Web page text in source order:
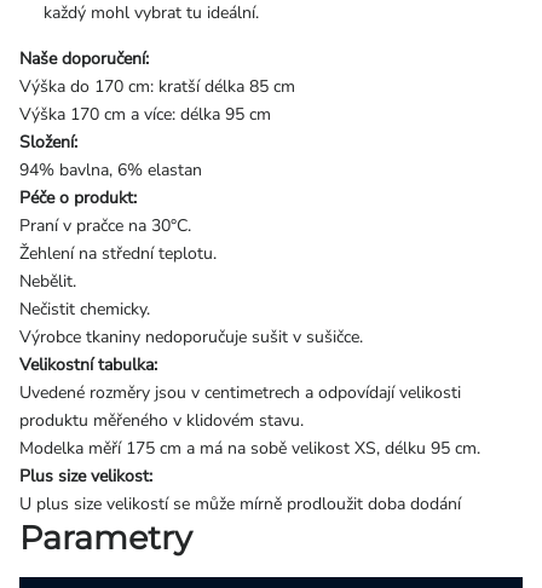
každý mohl vybrat tu ideální.
Naše doporučení:
Výška do 170 cm: kratší délka 85 cm
Výška 170 cm a více: délka 95 cm
Složení:
94% bavlna, 6% elastan
Péče o produkt:
Praní v pračce na 30°C.
Žehlení na střední teplotu.
Nebělit.
Nečistit chemicky.
Výrobce tkaniny nedoporučuje sušit v sušičce.
Velikostní tabulka:
Uvedené rozměry jsou v centimetrech a odpovídají velikosti
produktu měřeného v klidovém stavu.
Modelka měří 175 cm a má na sobě velikost XS, délku 95 cm.
Plus size velikost:
U plus size velikostí se může mírně prodloužit doba dodání
Parametry